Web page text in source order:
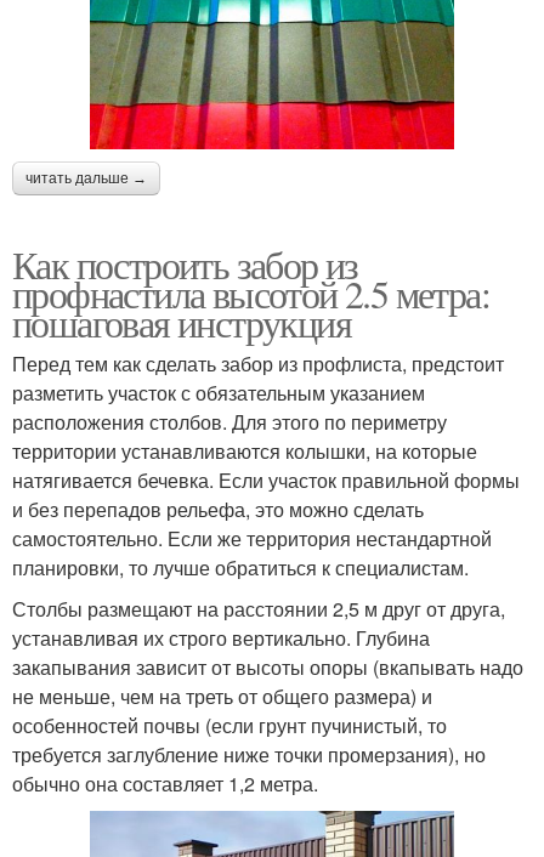
читать дальше →
Как построить забор из
профнастила высотой 2.5 метра:
пошаговая инструкция
Перед тем как сделать забор из профлиста, предстоит
разметить участок с обязательным указанием
расположения столбов. Для этого по периметру
территории устанавливаются колышки, на которые
натягивается бечевка. Если участок правильной формы
и без перепадов рельефа, это можно сделать
самостоятельно. Если же территория нестандартной
планировки, то лучше обратиться к специалистам.
Столбы размещают на расстоянии 2,5 м друг от друга,
устанавливая их строго вертикально. Глубина
закапывания зависит от высоты опоры (вкапывать надо
не меньше, чем на треть от общего размера) и
особенностей почвы (если грунт пучинистый, то
требуется заглубление ниже точки промерзания), но
обычно она составляет 1,2 метра.